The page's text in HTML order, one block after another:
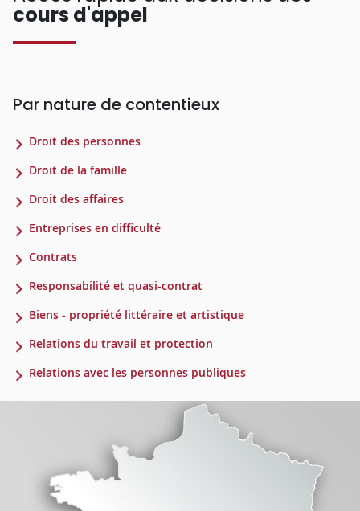
cours d'appel
Par nature de contentieux
Droit des personnes
Droit de la famille
Droit des affaires
Entreprises en difficulté
Contrats
Responsabilité et quasi-contrat
Biens - propriété littéraire et artistique
Relations du travail et protection
Relations avec les personnes publiques